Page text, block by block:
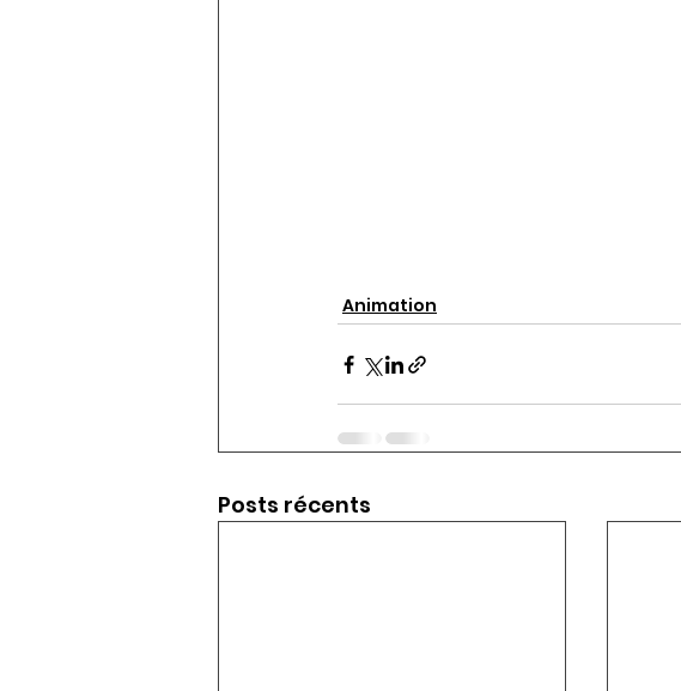
Animation
Posts récents